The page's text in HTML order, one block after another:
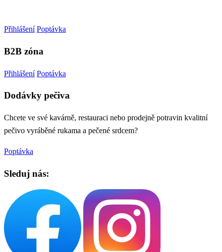
Přihlášení Poptávka
B2B zóna
Přihlášení Poptávka
Dodávky pečiva
Chcete ve své kavárně, restauraci nebo prodejně potravin kvalitní
pečivo vyráběné rukama a pečené srdcem?
Poptávka
Sleduj nás: